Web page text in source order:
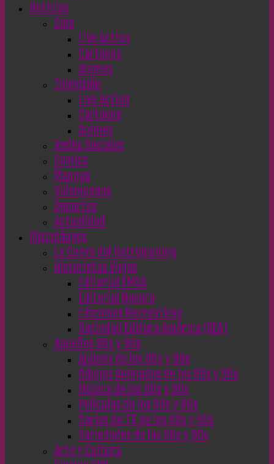
Noticias
Cine
Live Action
Cartoons
Animes
Televisión
Live Action
Cartoons
Animes
Redes Sociales
Comics
Mangas
Videojuegos
Deportes
Actualidad
Misceláneos
La Cueva del Retrogaming
Historietas Viejas
Editorial EMSA
Editorial Novaro
Ediciones Recreativas
Sociedad Editora América (SEA)
Aquellos 80s y 90s
Animes de los 80s y 90s
Dibujos Animados de los 80s y 90s
Música de los 80s y 90s
Películas de los 80s y 90s
Series de TV de los 80s y 90s
Variedades de los 80s y 90s
Arte y Cultura